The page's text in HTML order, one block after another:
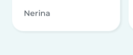
Nerina